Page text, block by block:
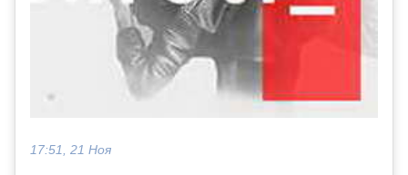
17:51, 21 Ноя